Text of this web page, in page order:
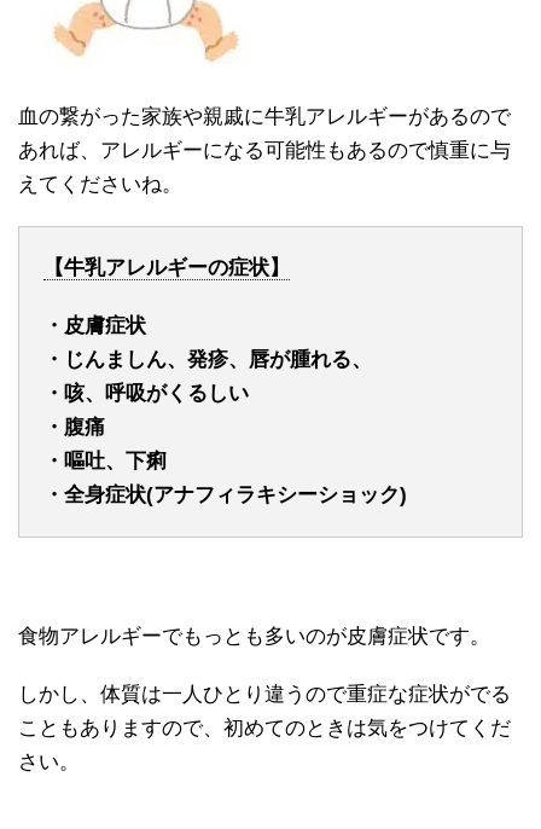
血の繋がった家族や親戚に牛乳アレルギーがあるので
あれば、アレルギーになる可能性もあるので慎重に与
えてくださいね。
【牛乳アレルギーの症状】
・皮膚症状
・じんましん、発疹、唇が腫れる、
・咳、呼吸がくるしい
・腹痛
・嘔吐、下痢
・全身症状(アナフィラキシーショック)
食物アレルギーでもっとも多いのが皮膚症状です。
しかし、体質は一人ひとり違うので重症な症状がでる
こともありますので、初めてのときは気をつけてくだ
さい。